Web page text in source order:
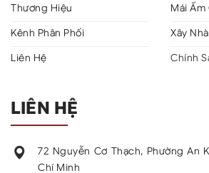
Thương Hiệu
Kênh Phân Phối
Liên Hệ
Mái
Xây
Chính
LIÊN HỆ
72 Nguyễn Cơ Thạch, Phường An
Chí Minh